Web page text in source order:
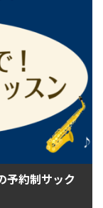
予約制サック